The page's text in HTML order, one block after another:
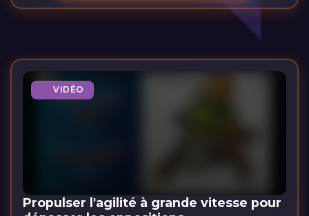
VIDÉO
Propulser l'agilité à grande vitesse pour